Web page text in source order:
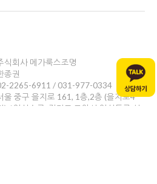
식회사 메가룩스조명
종권
2265-6911 / 031-977-0334
울 중구 을지로 161, 1층,2층 (을지로4
) / 일산쇼룸: 경기도 고양시 일산동구 성